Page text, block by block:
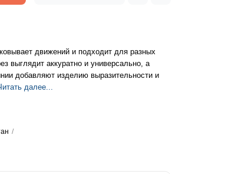
движений и подходит для разных
выглядит аккуратно и универсально, а
добавляют изделию выразительности и
далее...